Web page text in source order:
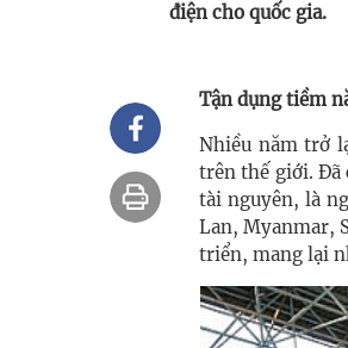
điện cho quốc gia.
Tận dụng tiềm
Nhiều năm trở
trên thế giới. Đã
tài nguyên, là
Lan, Myanmar,
triển, mang lại